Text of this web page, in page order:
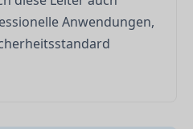
Anwendungen,